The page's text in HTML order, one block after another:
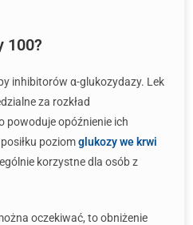
100?
inhibitorów α-glukozydazy. Lek
za rozkład
powoduje opóźnienie ich
poziomglukozy we krwi
korzystne dla osób z
oczekiwać, to obniżenie